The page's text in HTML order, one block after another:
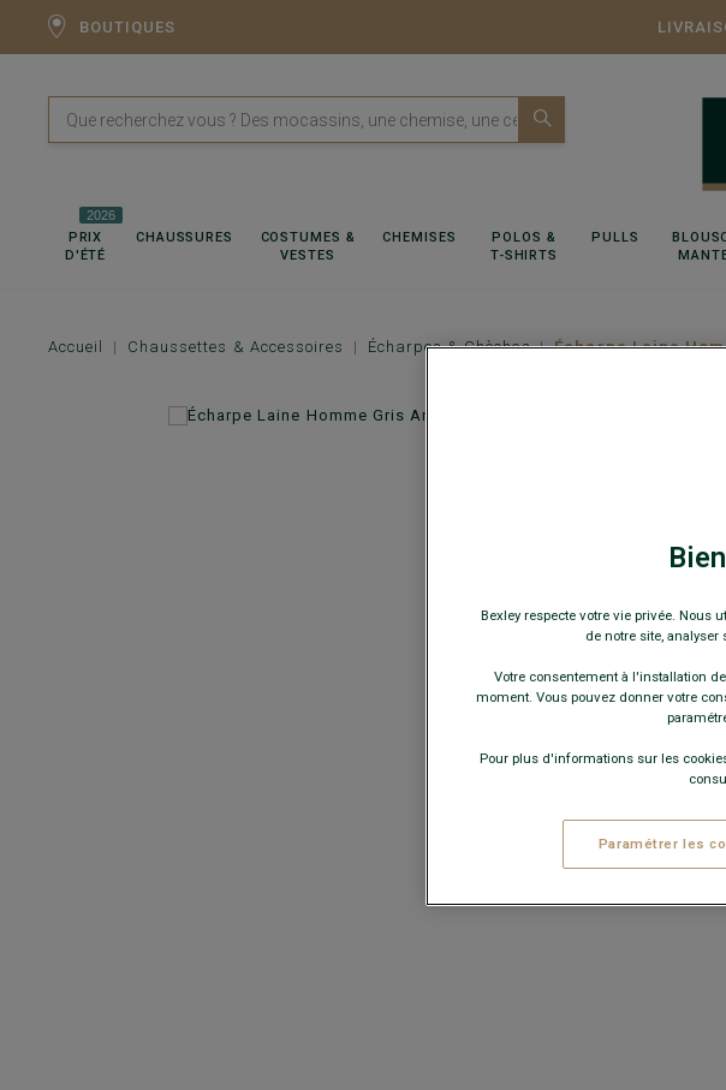
BOUTIQUES
PRIX
D'ÉTÉ
2026
CHAUSSURES
COSTUMES &
VESTES
CHEMISES
POLOS &
T-SHIRTS
PULLS
Accueil Chaussettes & Accessoires Écharpes & Chèches Écharpe Laine
Bexley respecte votre vie privée.
de notre site,
Votre consentement à l'installation
moment. Vous pouvez donner votre
Pour plus d'informations sur les
Paramétrer les